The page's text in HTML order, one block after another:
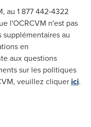
au 1 877 442‑4322
l'OCRCVM n'est pas
au
en
aux questions
sur les politiques
veuillez cliquer ici.